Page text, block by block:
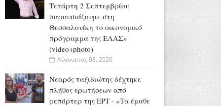
Τετάρτη 2 Σεπτεμβρίου
παρουσιάζουμε στη
Θεσσαλονίκη το οικονομικό
πρόγραμμα της ΕΛΑΣ»
(video+photo)
Αύγουστος 08, 2026
Νεαρός ταξιδιώτης δέχτηκε
πλήθος ερωτήσεων από
ρεπόρτερ της ΕΡΤ - «Τα έμαθε